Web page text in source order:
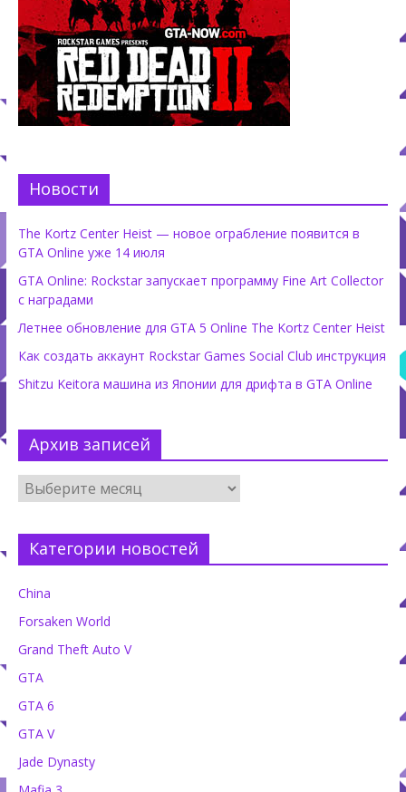
Новости
The Kortz Center Heist — новое ограбление появится в
GTA Online уже 14 июля
GTA Online: Rockstar запускает программу Fine Art Collector
с наградами
Летнее обновление для GTA 5 Online The Kortz Center Heist
Как создать аккаунт Rockstar Games Social Club инструкция
Shitzu Keitora машина из Японии для дрифта в GTA Online
Архив записей
Категории новостей
China
Forsaken World
Grand Theft Auto V
GTA
GTA 6
GTA V
Jade Dynasty